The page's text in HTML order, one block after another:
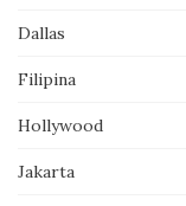
Dallas
Filipina
Hollywood
Jakarta